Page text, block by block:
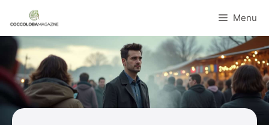
au
contenu
Menu